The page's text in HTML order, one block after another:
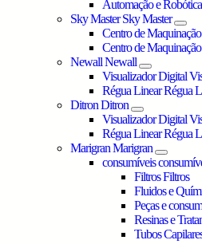
Automação e Robótica
Sky Master Sky Master
Centro de
Centro de
NewallNewall
Visualizador Digital
Régua LinearRégua
DitronDitron
Visualizador Digital
Régua LinearRégua
MarigranMarigran
consumíveis
FiltrosFiltros
Fluidos e
Peças e
Resinas e
Tubos